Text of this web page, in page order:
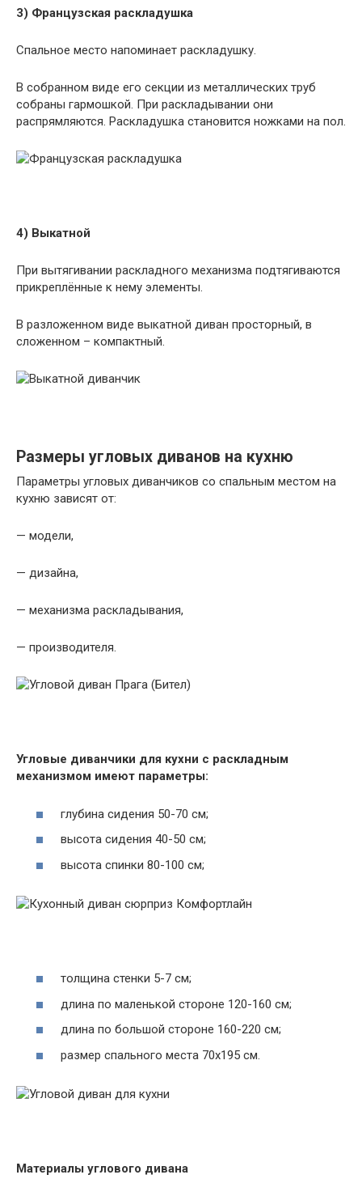
3) Французская раскладушка
Спальное место напоминает раскладушку.
В собранном виде его секции из металлических труб
собраны гармошкой. При раскладывании они
распрямляются. Раскладушка становится ножками на пол.
4) Выкатной
При вытягивании раскладного механизма подтягиваются
прикреплённые к нему элементы.
В разложенном виде выкатной диван просторный, в
сложенном – компактный.
Размеры угловых диванов на кухню
Параметры угловых диванчиков со спальным местом на
кухню зависят от:
— модели,
— дизайна,
— механизма раскладывания,
— производителя.
Угловые диванчики для кухни с раскладным
механизмом имеют параметры:
глубина сидения 50-70 см;
высота сидения 40-50 см;
высота спинки 80-100 см;
толщина стенки 5-7 см;
длина по маленькой стороне 120-160 см;
длина по большой стороне 160-220 см;
размер спального места 70х195 см.
Материалы углового дивана